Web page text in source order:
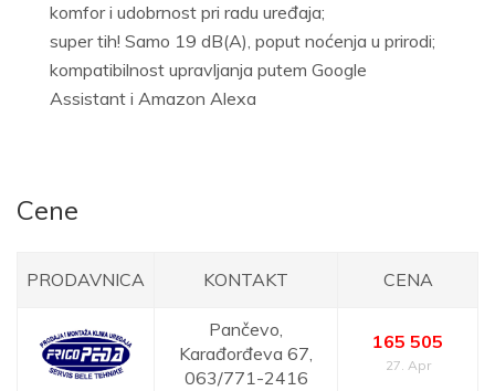
komfor i udobrnost pri radu uređaja;
super tih! Samo 19 dB(A), poput noćenja u prirodi;
kompatibilnost upravljanja putem Google
Assistant i Amazon Alexa
Cene
PRODAVNICA KONTAKT CENA
Pančevo,
Karađorđeva 67,
063/771-2416
165 505
27. Apr